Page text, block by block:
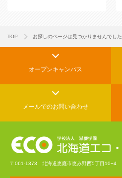
TOP お探しのページは見つかりませんでした
オープンキャンパス
メールでのお問い合わせ
〒061-1373 北海道恵庭市恵み野西5丁目10−4